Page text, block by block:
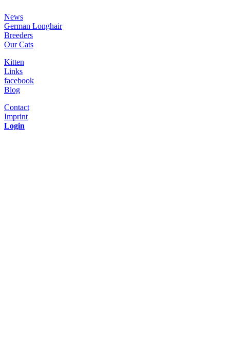
News
German Longhair
Breeders
Our Cats
Kitten
Links
facebook
Blog
Contact
Imprint
Login